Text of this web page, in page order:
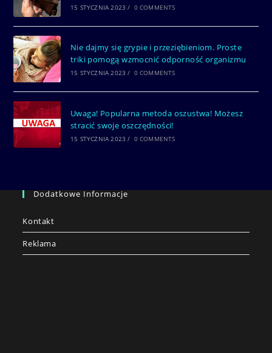
15 STYCZNIA 2023 / 0 COMMENTS
Nie dajmy się grypie i przeziębieniom. Proste
triki pomogą wzmocnić odporność organizmu
15 STYCZNIA 2023 / 0 COMMENTS
Uwaga! Popularna metoda oszustwa! Możesz
stracić swoje oszczędności!
15 STYCZNIA 2023 / 0 COMMENTS
Dodatkowe Informacje
Kontakt
Reklama